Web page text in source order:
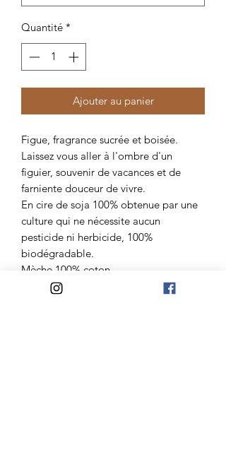
Quantité *
Ajouter au panier
Figue, fragrance sucrée et boisée.
Laissez vous aller à l'ombre d'un
figuier, souvenir de vacances et de
farniente douceur de vivre.
En cire de soja 100% obtenue par une
culture qui ne nécessite aucun
pesticide ni herbicide, 100%
biodégradable.
Mèche 100% coton.
Dimensions: